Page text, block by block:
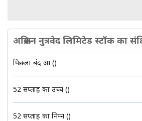
अक्रिशन नुत्रवेद लिमिटेड स्टॉक का
पिछला बंद हुआ (₹)
52 सप्ताह का उच्च (₹)
52 सप्ताह का निम्न (₹)